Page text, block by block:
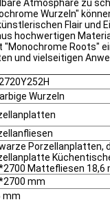
Atmosphäre zu
Wurzeln"
Flair und
hochwertigen
Roots"
und vielseitigen
Wurzeln
Porzellanplatten,
Mattefliesen 18,6
mm
mm